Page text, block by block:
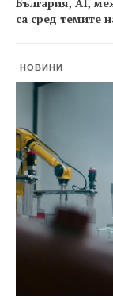
са сред темите
НОВИНИ